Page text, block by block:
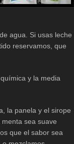
agua. Si usas leche
reservamos, que
y la media
la panela y el sirope
menta sea suave
que el sabor sea